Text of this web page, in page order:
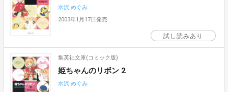
水沢 めぐみ
2003年1月17日発売
試し読みあり
集英社文庫(コミック版)
姫ちゃんのリボン 2
水沢 めぐみ